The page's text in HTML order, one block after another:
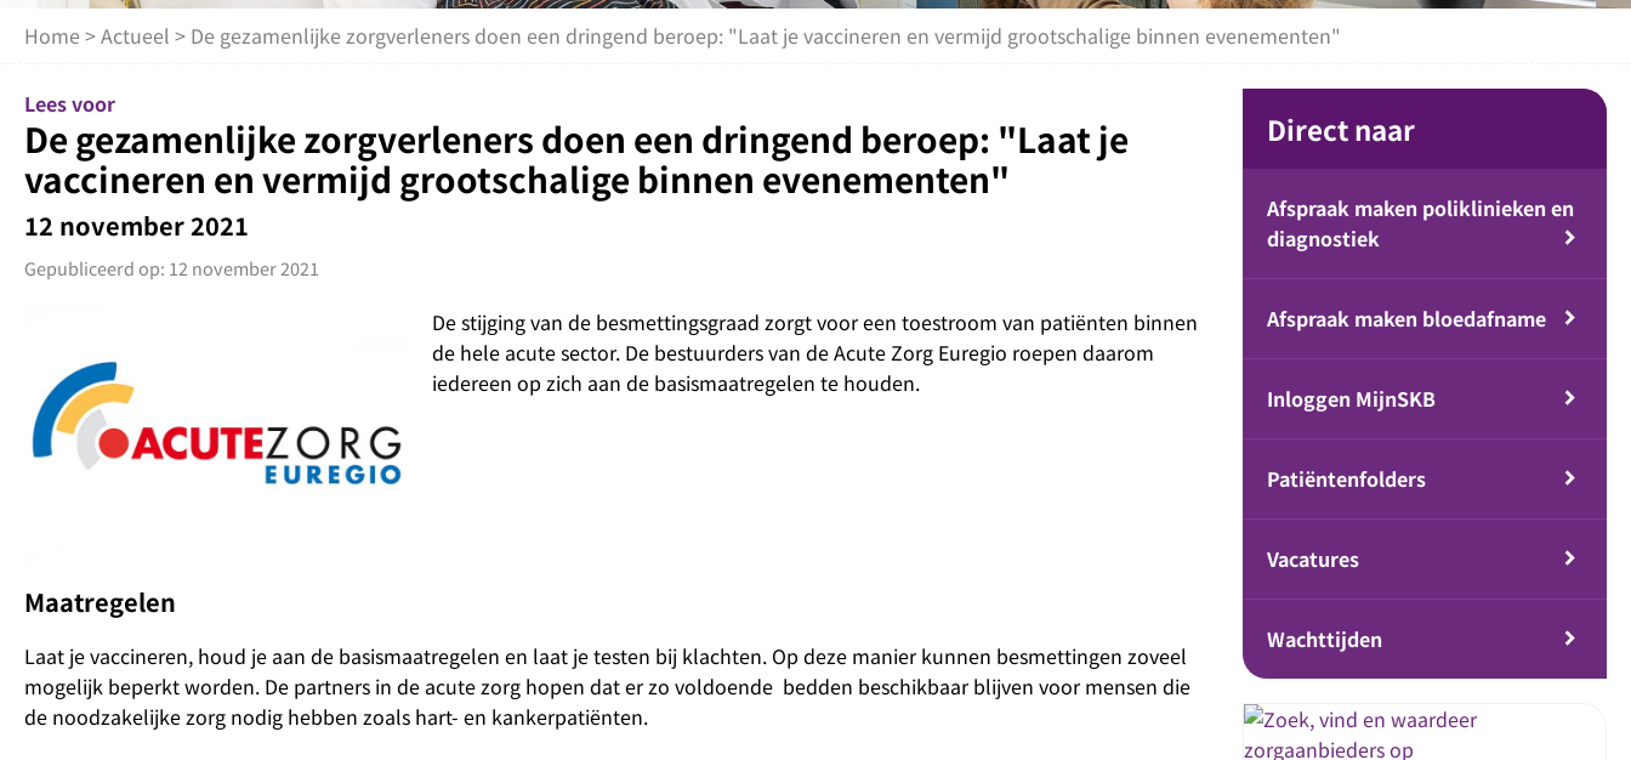
Home >Actueel > De gezamenlijke zorgverleners doen een dringend beroep: "Laat je vaccineren en vermijd grootschalige binnen evenementen"
Lees voor
De gezamenlijke zorgverleners doen een dringend beroep: "Laat je
vaccineren en vermijd grootschalige binnen evenementen"
12 november 2021
Gepubliceerd op: 12 november 2021
De stijging van de besmettingsgraad zorgt voor een toestroom van patiënten binnen
de hele acute sector. De bestuurders van de Acute Zorg Euregio roepen daarom
iedereen op zich aan de basismaatregelen te houden.
Maatregelen
Laat je vaccineren, houd je aan de basismaatregelen en laat je testen bij klachten. Op deze manier kunnen besmettingen zoveel
mogelijk beperkt worden. De partners in de acute zorg hopen dat er zo voldoende bedden beschikbaar blijven voor mensen die
de noodzakelijke zorg nodig hebben zoals hart- en kankerpatiënten.
Direct naar
Afspraak maken poliklinieken en
diagnostiek
Afspraak maken bloedafname
Inloggen MijnSKB
Patiëntenfolders
Vacatures
Wachttijden